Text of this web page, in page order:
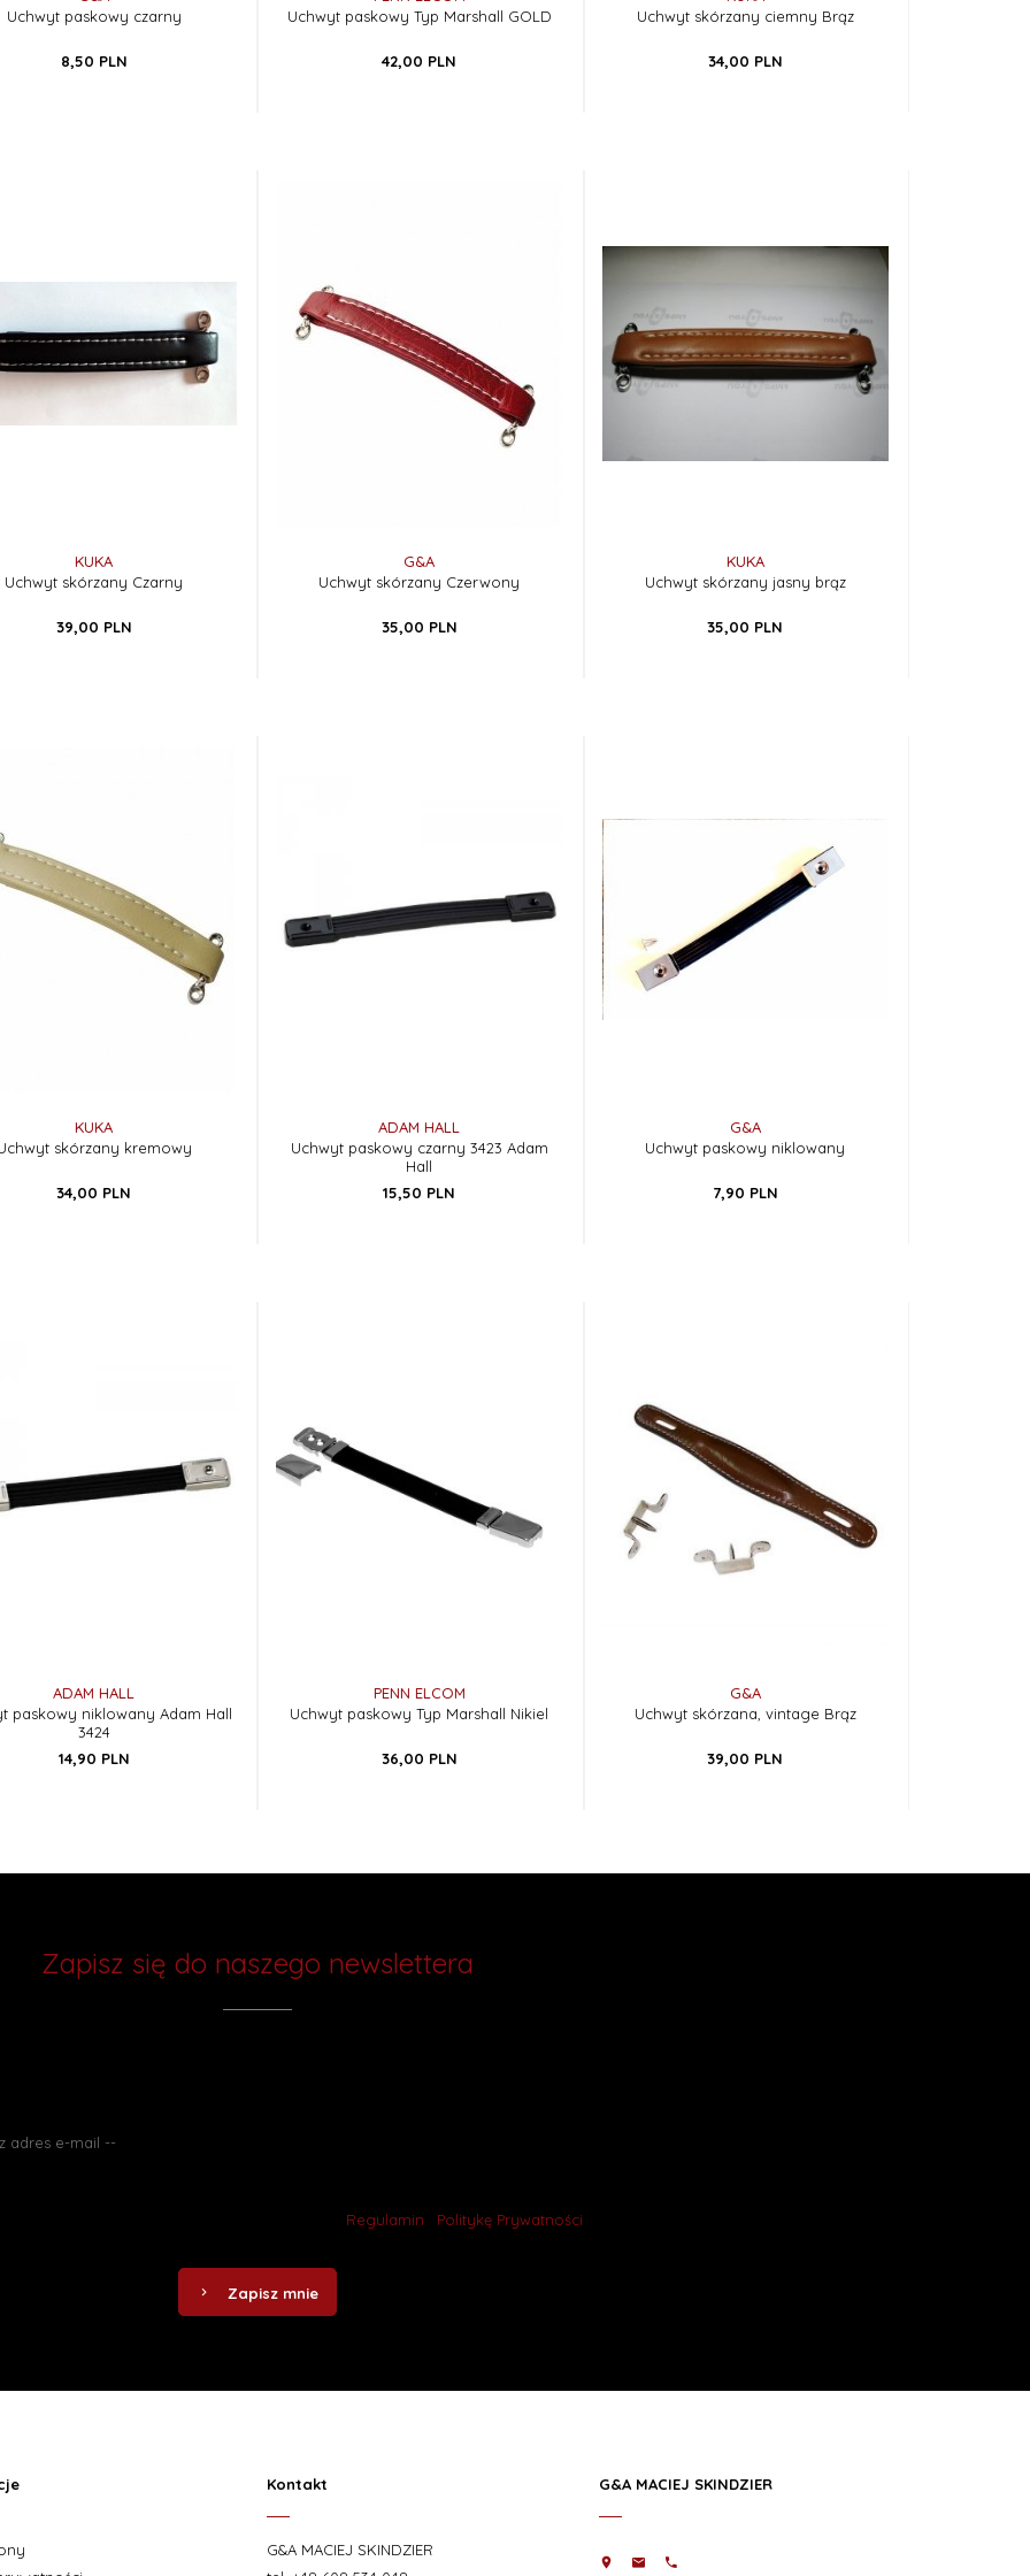
Uchwyt paskowy czarny
8,50 PLN
Uchwyt paskowy Typ Marshall GOLD
42,00 PLN
Uchwyt skórzany ciemny Brąz
34,00 PLN
KUKA
Uchwyt skórzany Czarny
39,00 PLN
G&A
Uchwyt skórzany Czerwony
35,00 PLN
KUKA
Uchwyt skórzany jasny brąz
35,00 PLN
KUKA
skórzany kremowy
34,00 PLN
ADAM HALL
Uchwyt paskowy czarny 3423 Adam
Hall
15,50 PLN
G&A
Uchwyt paskowy niklowany
7,90 PLN
ADAM HALL
paskowy niklowany Adam Hall
3424
14,90 PLN
PENN ELCOM
Uchwyt paskowy Typ Marshall Nikiel
36,00 PLN
G&A
Uchwyt skórzana, vintage Brąz
39,00 PLN
Zapisz się do naszego newslettera
Regulamin Politykę Prywatności
Zapisz mnie
Kontakt
G&A MACIEJ SKINDZIER
G&A MACIEJ SKINDZIER